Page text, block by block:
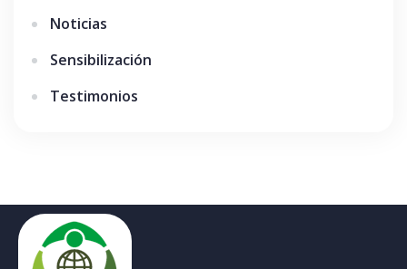
Noticias
Sensibilización
Testimonios